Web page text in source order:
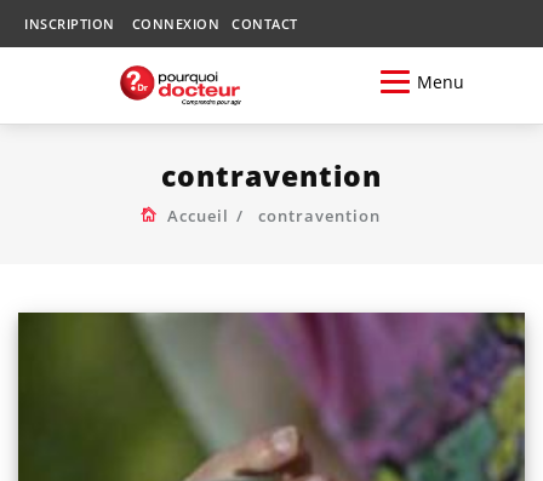
INSCRIPTION CONNEXION CONTACT
Menu
contravention
Accueil contravention